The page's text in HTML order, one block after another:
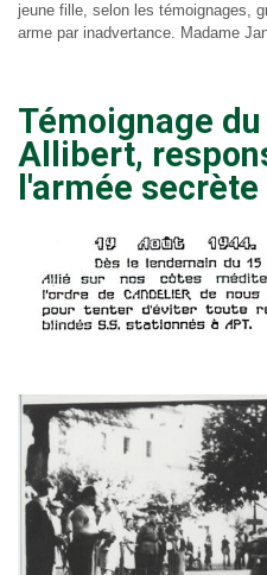
jeune fille, selon les témoignages,
arme par inadvertance. Madame
Témoignage
Allibert,
l'armée secrète